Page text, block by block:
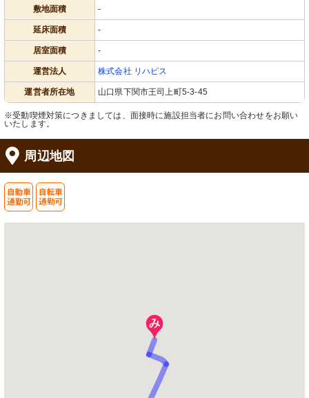
敷地面積 -
延床面積 -
居室面積 -
運営法人 株式会社 リハピス
運営者所在地 山口県下関市王司上町5-3-45
※受動喫煙対策につきましては、面接時に施設担当者にお問い合わせをお願い
いたします。
周辺地図